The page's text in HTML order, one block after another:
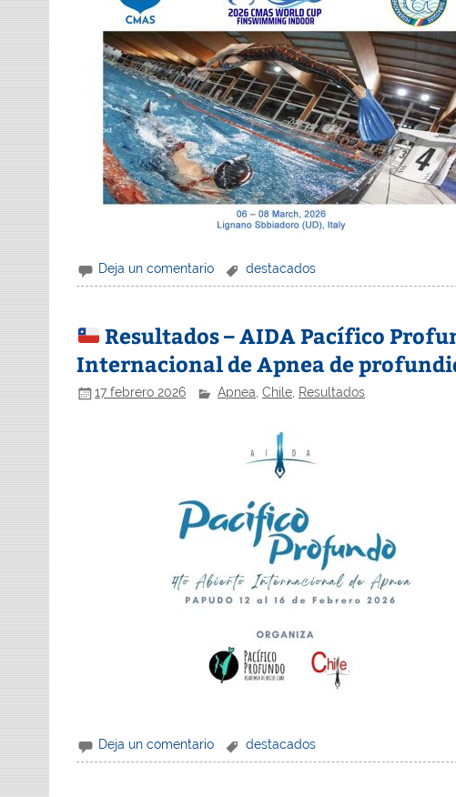
Deja un comentario destacados
Resultados – AIDA Pacífico
Internacional de Apnea de
17 febrero 2026 Apnea, Chile, Resultados
Deja un comentario destacados